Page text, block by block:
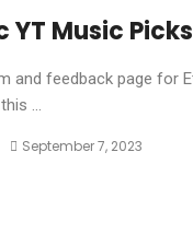
YT Music Picks
and feedback page for
...
September 7, 2023